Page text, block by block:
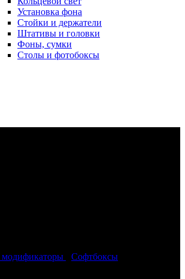
Установка фона
Стойки и держатели
Штативы и головки
Фоны, сумки
Столы и фотобоксы
Софтбоксы